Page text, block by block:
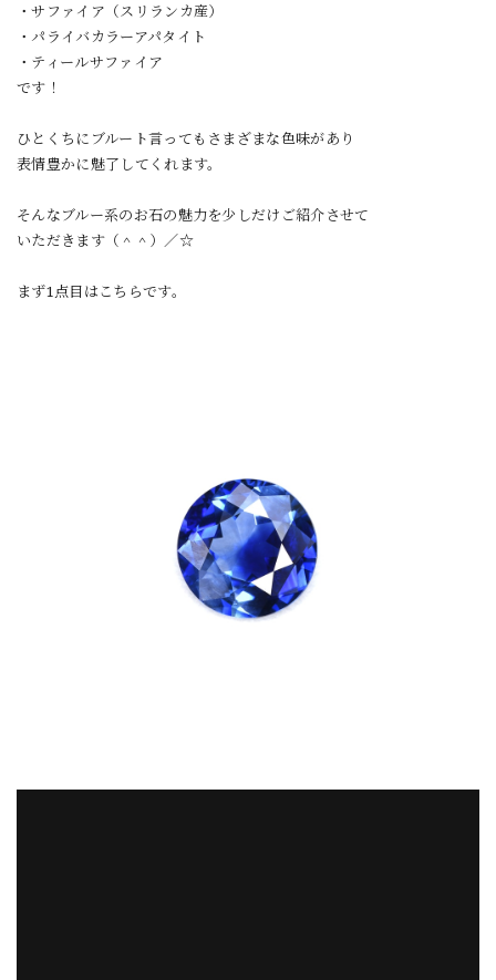
・サファイア（スリランカ産）
・パライバカラーアパタイト
・ティールサファイア
です！
ひとくちにブルート言ってもさまざまな色味があり
表情豊かに魅了してくれます。
そんなブルー系のお石の魅力を少しだけご紹介させて
いただきます（＾＾）／☆
まず1点目はこちらです。